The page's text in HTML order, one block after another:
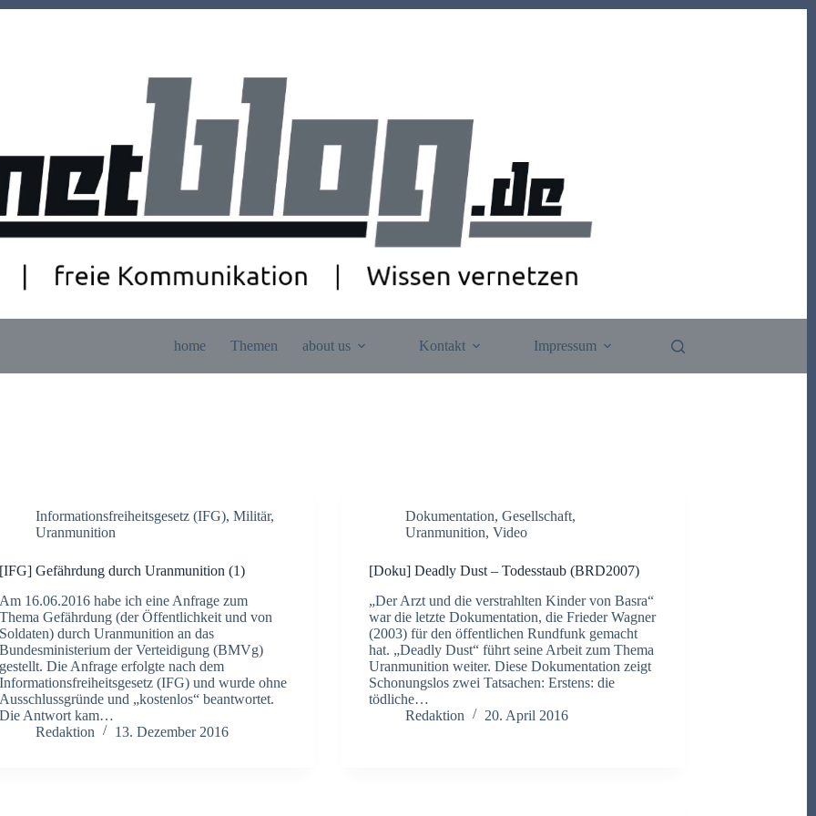
home Themen about us Kontakt Impressum
Informationsfreiheitsgesetz (IFG), Militär,
Uranmunition
[IFG] Gefährdung durch Uranmunition (1)
Am 16.06.2016 habe ich eine Anfrage zum
Thema Gefährdung (der Öffentlichkeit und von
Soldaten) durch Uranmunition an das
Bundesministerium der Verteidigung (BMVg)
gestellt. Die Anfrage erfolgte nach dem
Informationsfreiheitsgesetz (IFG) und wurde ohne
Ausschlussgründe und „kostenlos“ beantwortet.
Die Antwort kam…
Redaktion
13. Dezember 2016
Dokumentation,Gesellschaft,
Uranmunition,Video
[Doku] Deadly Dust – Todesstaub (BRD2007)
„Der Arzt und die verstrahlten Kinder von Basra“
war die letzte Dokumentation, die Frieder Wagner
(2003) für den öffentlichen Rundfunk gemacht
hat. „Deadly Dust“ führt seine Arbeit zum Thema
Uranmunition weiter. Diese Dokumentation zeigt
Schonungslos zwei Tatsachen: Erstens: die
tödliche…
Redaktion
20. April 2016